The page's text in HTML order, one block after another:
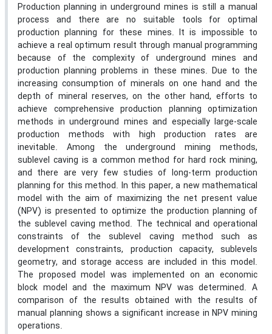
Production planning in underground mines is still a manual
process and there are no suitable tools for optimal
production planning for these mines. It is impossible to
achieve a real optimum result through manual programming
because of the complexity of underground mines and
production planning problems in these mines. Due to the
increasing consumption of minerals on one hand and the
depth of mineral reserves, on the other hand, efforts to
achieve comprehensive production planning optimization
methods in underground mines and especially large-scale
production methods with high production rates are
inevitable. Among the underground mining methods,
sublevel caving is a common method for hard rock mining,
and there are very few studies of long-term production
planning for this method. In this paper, a new mathematical
model with the aim of maximizing the net present value
(NPV) is presented to optimize the production planning of
the sublevel caving method. The technical and operational
constraints of the sublevel caving method such as
development constraints, production capacity, sublevels
geometry, and storage access are included in this model.
The proposed model was implemented on an economic
block model and the maximum NPV was determined. A
comparison of the results obtained with the results of
manual planning shows a significant increase in NPV mining
operations.